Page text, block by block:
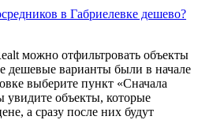
в Габриелевке дешево?
можно отфильтровать объекты
дешевые варианты были в начале
выберите пункт «Сначала
увидите объекты, которые
а сразу после них будут